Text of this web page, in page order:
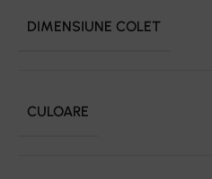
DIMENSIUNE COLET
CULOARE